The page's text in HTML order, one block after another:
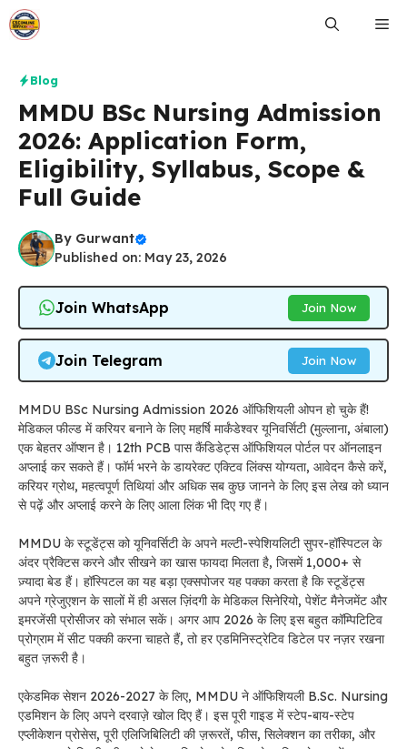
Skip
to
Blog
MMDU BSc Nursing Admission
2026: Application Form,
Eligibility, Syllabus, Scope &
Full Guide
By Gurwant
Published on: May 23, 2026
Join WhatsApp Join Now
Join Telegram Join Now
MMDU BSc Nursing Admission 2026 ऑफिशियली ओपन हो चुके हैं!
मेडिकल फील्ड में करियर बनाने के लिए महर्षि मार्कंडेश्वर यूनिवर्सिटी (मुल्लाना, अंबाला)
एक बेहतर ऑप्शन है। 12th PCB पास कैंडिडेट्स ऑफिशियल पोर्टल पर ऑनलाइन
अप्लाई कर सकते हैं। फॉर्म भरने के डायरेक्ट एक्टिव लिंक्स योग्यता, आवेदन कैसे करें,
करियर ग्रोथ, महत्वपूर्ण तिथियां और अधिक सब कुछ जानने के लिए इस लेख को ध्यान
से पढ़ें और अप्लाई करने के लिए आला लिंक भी दिए गए हैं।
MMDU के स्टूडेंट्स को यूनिवर्सिटी के अपने मल्टी-स्पेशियलिटी सुपर-हॉस्पिटल के
अंदर प्रैक्टिस करने और सीखने का खास फायदा मिलता है, जिसमें 1,000+ से
ज़्यादा बेड हैं। हॉस्पिटल का यह बड़ा एक्सपोजर यह पक्का करता है कि स्टूडेंट्स
अपने ग्रेजुएशन के सालों में ही असल ज़िंदगी के मेडिकल सिनेरियो, पेशेंट मैनेजमेंट और
इमरजेंसी प्रोसीजर को संभाल सकें। अगर आप 2026 के लिए इस बहुत कॉम्पिटिटिव
प्रोग्राम में सीट पक्की करना चाहते हैं, तो हर एडमिनिस्ट्रेटिव डिटेल पर नज़र रखना
बहुत ज़रूरी है।
एकेडमिक सेशन 2026-2027 के लिए, MMDU ने ऑफिशियली B.Sc. Nursing
एडमिशन के लिए अपने दरवाज़े खोल दिए हैं। इस पूरी गाइड में स्टेप-बाय-स्टेप
एप्लीकेशन प्रोसेस, पूरी एलिजिबिलिटी की ज़रूरतें, फीस, सिलेक्शन का तरीका, और